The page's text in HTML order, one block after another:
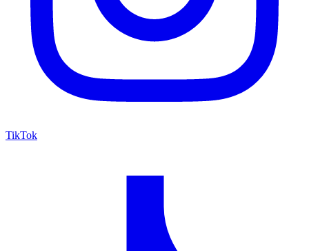
TikTok